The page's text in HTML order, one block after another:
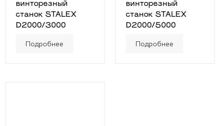
винторезный
станок STALEX
D2000/3000
Подробнее
винторезный
станок STALEX
D2000/5000
Подробнее